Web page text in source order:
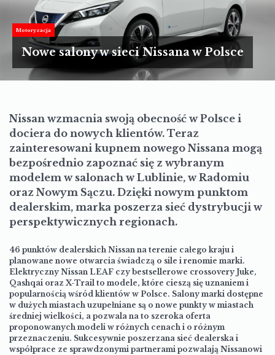
MOTORYZACJA
LIFESTYLE
Motoryzacja
Nowe salony w sieci Nissana w Polsce
Nissan wzmacnia swoją obecność w Polsce i
dociera do nowych klientów. Teraz
zainteresowani kupnem nowego Nissana mogą
bezpośrednio zapoznać się z wybranym
modelem w salonach w Lublinie, w Radomiu
oraz Nowym Sączu. Dzięki nowym punktom
dealerskim, marka poszerza sieć dystrybucji w
perspektywicznych regionach.
46 punktów dealerskich Nissan na terenie całego kraju i
planowane nowe otwarcia świadczą o sile i renomie marki.
Elektryczny Nissan LEAF czy bestsellerowe crossovery Juke,
Qashqai oraz X-Trail to modele, które cieszą się uznaniem i
popularnością wśród klientów w Polsce. Salony marki dostępne
w dużych miastach uzupełniane są o nowe punkty w miastach
średniej wielkości, a pozwala na to szeroka oferta
proponowanych modeli w różnych cenach i o różnym
przeznaczeniu. Sukcesywnie poszerzana sieć dealerska i
współprace ze sprawdzonymi partnerami pozwalają Nissanowi